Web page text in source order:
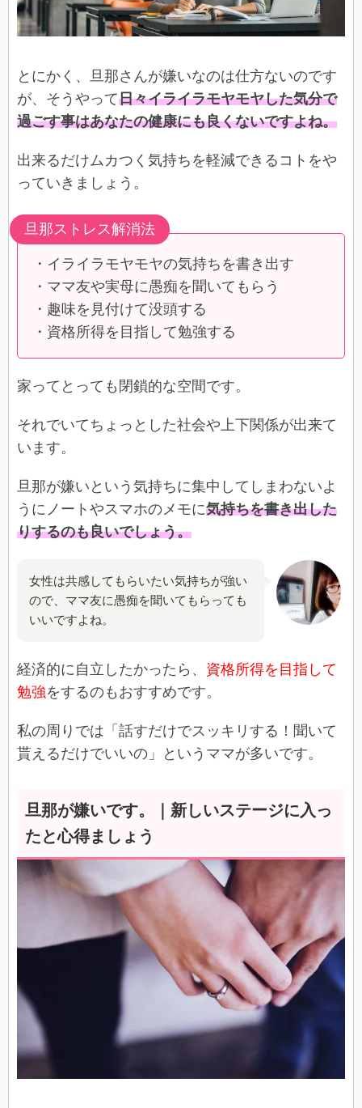
とにかく、旦那さんが嫌いなのは仕方ないのです
が、そうやって日々イライラモヤモヤした気分で
過ごす事はあなたの健康にも良くないですよね。
出来るだけムカつく気持ちを軽減できるコトをや
っていきましょう。
旦那ストレス解消法
・イライラモヤモヤの気持ちを書き出す
・ママ友や実母に愚痴を聞いてもらう
・趣味を見付けて没頭する
・資格所得を目指して勉強する
家ってとっても閉鎖的な空間です。
それでいてちょっとした社会や上下関係が出来て
います。
旦那が嫌いという気持ちに集中してしまわないよ
うにノートやスマホのメモに気持ちを書き出した
りするのも良いでしょう。
女性は共感してもらいたい気持ちが強い
ので、ママ友に愚痴を聞いてもらっても
いいですよね。
経済的に自立したかったら、 資格所得を目指して
勉強をするのもおすすめです。
私の周りでは「話すだけでスッキリする！聞いて
貰えるだけでいいの」というママが多いです。
旦那が嫌いです。｜新しいステージに入っ
たと心得ましょう